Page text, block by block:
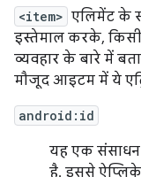
<item> एलिमेंट के
इस्तेमाल करके,
व्यवहार के बारे में
मौजूद आइटम में ये
android:id
यह एक
है. इससे